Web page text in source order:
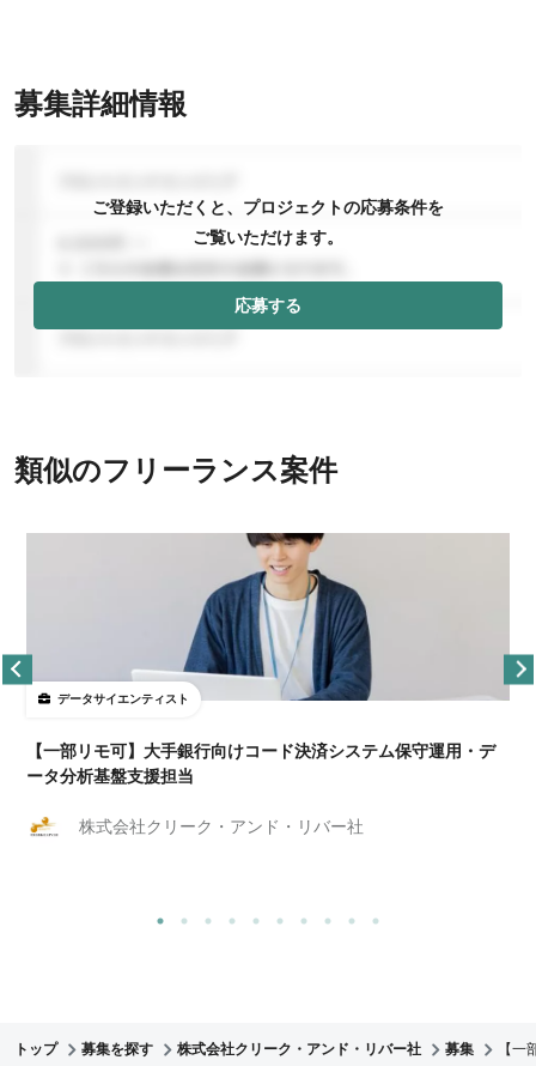
募集詳細情報
ご登録いただくと、プロジェクトの応募条件を
ご覧いただけます。
応募する
類似のフリーランス案件
データサイエンティスト
【一部リモ可】大手銀行向けコード決済システム保守運用・デ
ータ分析基盤支援担当
株式会社クリーク・アンド・リバー社
トップ 募集を探す 株式会社クリーク・アンド・リバー社 募集 【